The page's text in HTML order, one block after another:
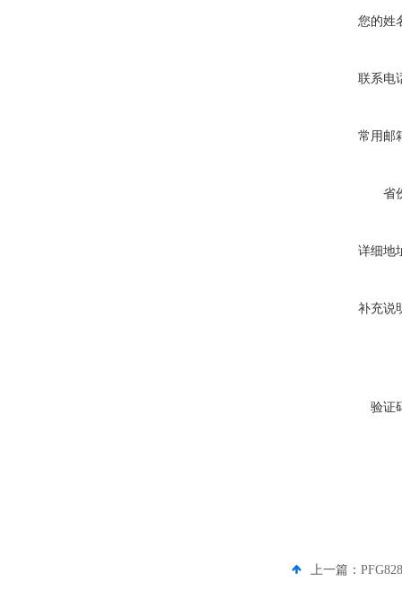
您的姓
联系电
常用邮
省
详细地
补充说
验证
上一篇：